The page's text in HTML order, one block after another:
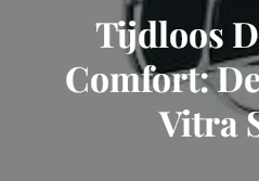
Tijdloos
Comfort:
Vitra